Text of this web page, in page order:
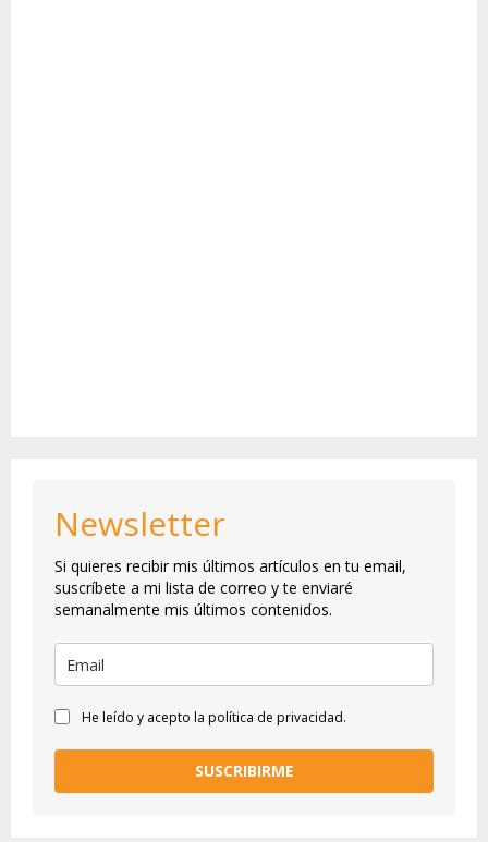
Newsletter
Si quieres recibir mis últimos artículos en tu email,
suscríbete a mi lista de correo y te enviaré
semanalmente mis últimos contenidos.
He leído y acepto la política de privacidad.
SUSCRIBIRME